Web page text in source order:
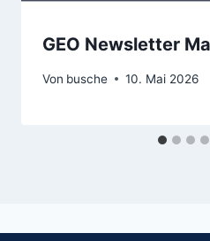
GEO Newsletter
Von busche 10. Mai 2026